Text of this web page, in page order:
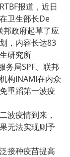
报道，近日
卫生部长De
邦政府起草了应
，内容长达83
研究所
务局SPF、联邦
构INAMI在内众
重蹈第一波疫
波疫情到来，
无法实现则予
接种疫苗提高